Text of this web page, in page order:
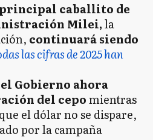
caballito de
Milei,la
continuará siendo
las cifras de 2025 han
el Gobierno ahora
del cepomientras
el dólar no se dispare,
por la campaña